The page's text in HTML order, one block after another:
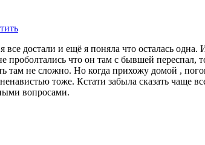
все достали и ещё я поняла что осталась
проболтались что он там с бывшей
там не сложно. Но когда прихожу домой ,
тоже. Кстати забыла сказать чаще
вопросами.